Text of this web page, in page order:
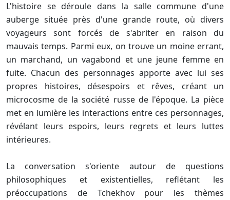
L'histoire se déroule dans la salle commune d'une
auberge située près d'une grande route, où divers
voyageurs sont forcés de s'abriter en raison du
mauvais temps. Parmi eux, on trouve un moine errant,
un marchand, un vagabond et une jeune femme en
fuite. Chacun des personnages apporte avec lui ses
propres histoires, désespoirs et rêves, créant un
microcosme de la société russe de l'époque. La pièce
met en lumière les interactions entre ces personnages,
révélant leurs espoirs, leurs regrets et leurs luttes
intérieures.
La conversation s'oriente autour de questions
philosophiques et existentielles, reflétant les
préoccupations de Tchekhov pour les thèmes